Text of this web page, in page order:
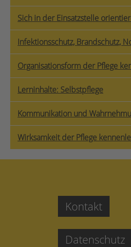
Sich in der Einsatzstelle
Infektionsschutz, Brandschutz,
Organisationsform der Pflege
Lerninhalte: Selbstpflege
Kommunikation und
Wirksamkeit der Pflege
Kontakt
Datenschutz